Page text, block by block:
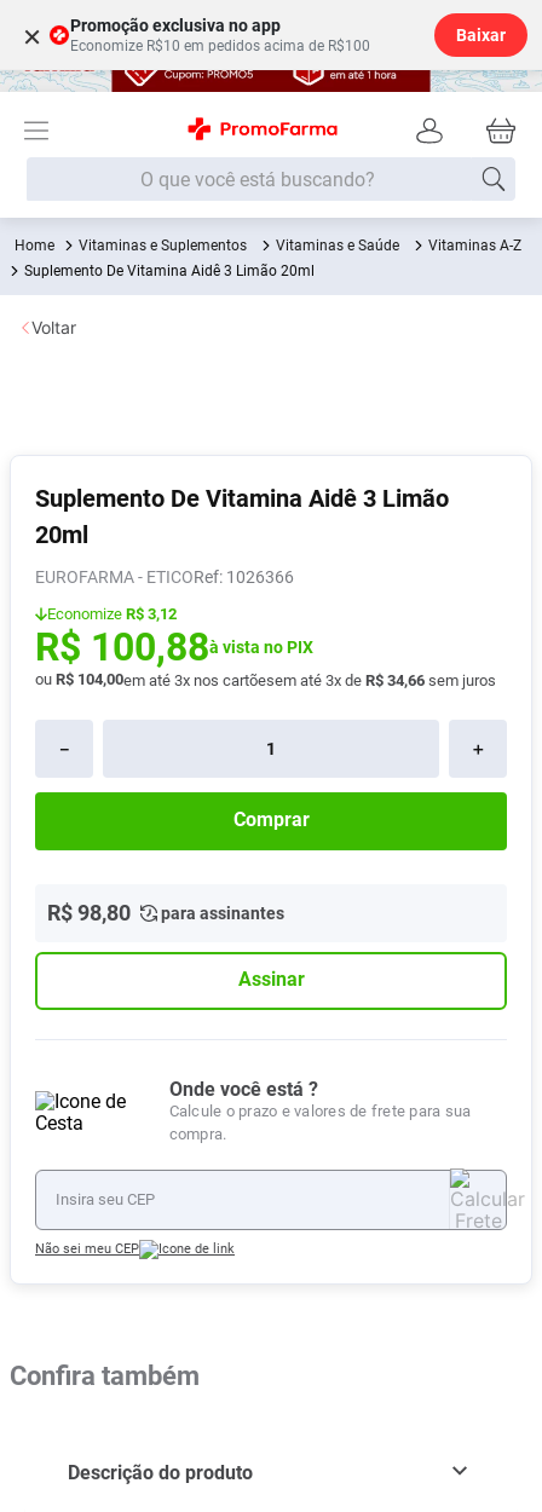
× Promoção exclusiva no app
Economize R$10 em pedidos acima de R$100
Baixar
O que você está buscando?
Vitaminas e Suplementos Vitaminas e Saúde
Vitaminas A-Z
Suplemento De Vitamina Aidê 3 Limão 20ml
Suplemento De Vitamina Aidê 3 Limão
20ml
EUROFARMA - ETICO : 1026366
Economize R$ 3,12
R$ 100,88à vista no PIX
ou R$ 104,00em até 3x nos cartõesem até 3x de R$ 34,66 sem juros
＋
－
Comprar
R$98,80 para assinantes
Assinar
Onde você está ?
Calcule o prazo e valores de frete para sua
compra.
Não sei meu CEP
Voltar
Confira também
Descrição do produto
Termos mais buscados
1º Fralda
2
5º Fralda G
6º Shampoo
7º
8º Absorvente
9º Lavitan
10 Vitamina D